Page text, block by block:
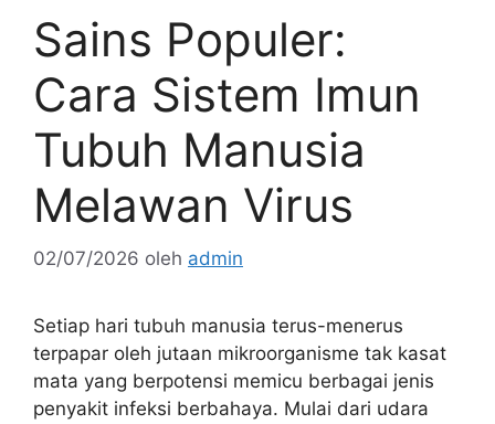
Sains Populer:
Cara Sistem Imun
Tubuh Manusia
Melawan Virus
02/07/2026 oleh admin
Setiap hari tubuh manusia terus-menerus
terpapar oleh jutaan mikroorganisme tak kasat
mata yang berpotensi memicu berbagai jenis
penyakit infeksi berbahaya. Mulai dari udara